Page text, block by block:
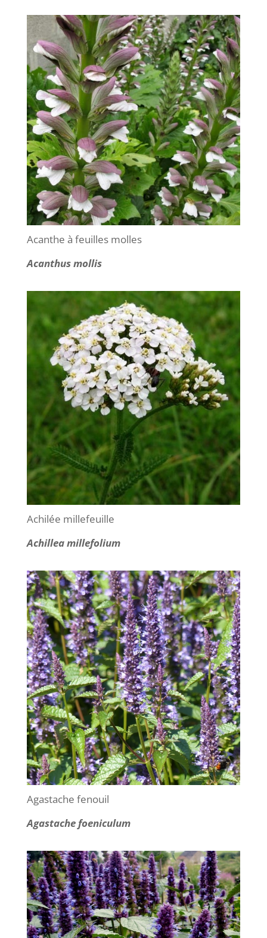
Acanthe à feuilles molles
Acanthus mollis
Achilée millefeuille
Achillea millefolium
Agastache fenouil
Agastache foeniculum